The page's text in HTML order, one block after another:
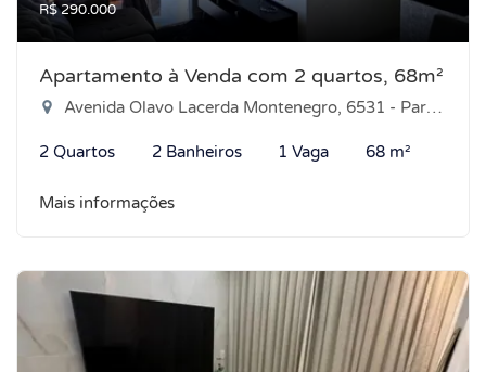
R$ 290.000
Apartamento à Venda com 2 quartos, 68m²
Avenida Olavo Lacerda Montenegro, 6531 - Parque das Árvores, Parnamirim-RN
2 Quartos 2 Banheiros 1 Vaga 68 m²
Mais informações